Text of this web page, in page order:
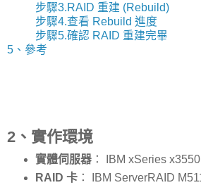
步驟3.RAID 重建 (Rebuild)
步驟4.查看 Rebuild 進度
步驟5.確認 RAID 重建完畢
5、參考
2、實作環境
實體伺服器： IBM xSeries
RAID 卡： IBM ServerRAID